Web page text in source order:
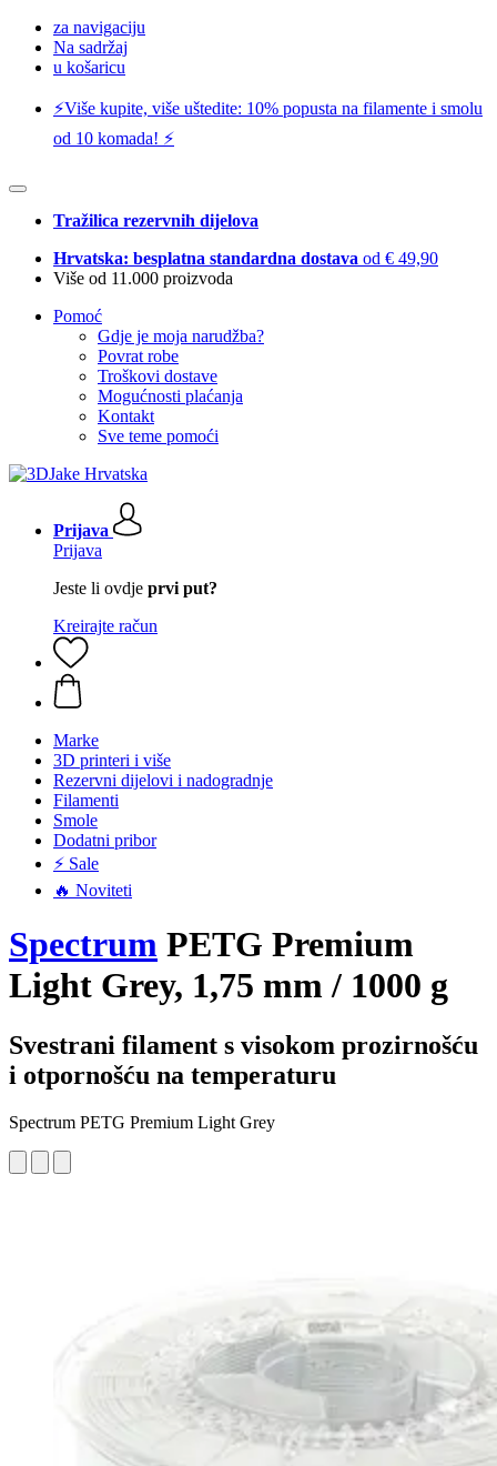
za navigaciju
Na sadržaj
u košaricu
⚡️Više kupite, više uštedite: 10% popusta na filamente i smolu
od 10 komada! ⚡️
Tražilica rezervnih dijelova
Hrvatska: besplatna standardna dostava od € 49,90
Više od 11.000 proizvoda
Pomoć
Gdje je moja narudžba?
Povrat robe
Troškovi dostave
Mogućnosti plaćanja
Kontakt
Sve teme pomoći
Prijava
Prijava
Jeste li ovdje prvi put?
Kreirajte račun
Marke
3D printeri i više
Rezervni dijelovi i nadogradnje
Filamenti
Smole
Dodatni pribor
⚡ Sale
🔥 Noviteti
Spectrum PETG Premium
Light Grey, 1,75 mm / 1000 g
Svestrani filament s visokom prozirnošću
i otpornošću na temperaturu
Spectrum PETG Premium Light Grey